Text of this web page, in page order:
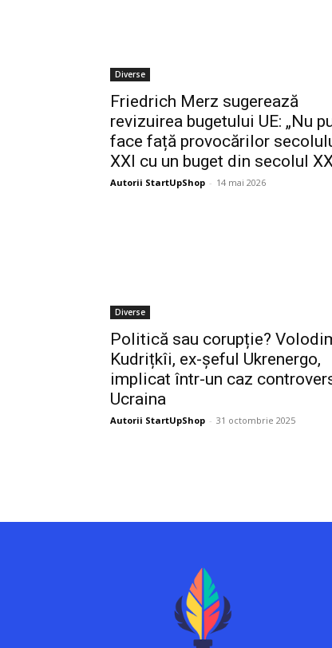
Diverse
Friedrich Merz sugerează
revizuirea bugetului UE: „Nu
face față provocărilor
XXI cu un buget din secolul
Autorii StartUpShop - 14 mai 2026
Diverse
Politică sau corupție?
Kudrițkîi, ex-șeful Ukrenergo,
implicat într-un caz
Ucraina
Autorii StartUpShop - 31 octombrie 2025